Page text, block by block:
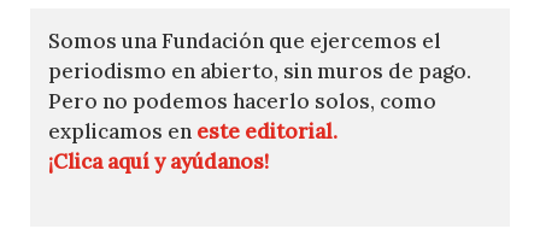
Somos una Fundación que ejercemos el
periodismo en abierto, sin muros de pago.
Pero no podemos hacerlo solos, como
explicamos en este editorial.
¡Clica aquí y ayúdanos!